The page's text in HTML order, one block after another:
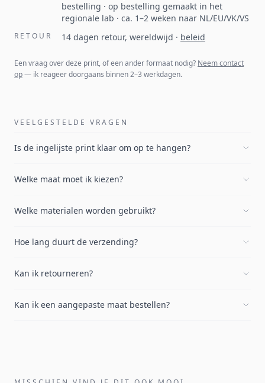
bestelling · op bestelling gemaakt in het
regionale lab · ca. 1–2 weken naar NL/EU/VK/VS
RETOUR 14 dagen retour, wereldwijd · beleid
Een vraag over deze print, of een ander formaat nodig? Neem contact
op— ik reageer doorgaans binnen 2–3 werkdagen.
VEELGESTELDE VRAGEN
Is de ingelijste print klaar om op te hangen?
Welke maat moet ik kiezen?
Welke materialen worden gebruikt?
Hoe lang duurt de verzending?
Kan ik retourneren?
Kan ik een aangepaste maat bestellen?